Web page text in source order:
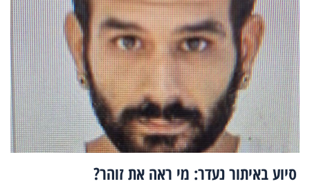
סיוע באיתור נעדר: מי ראה את זוהר?